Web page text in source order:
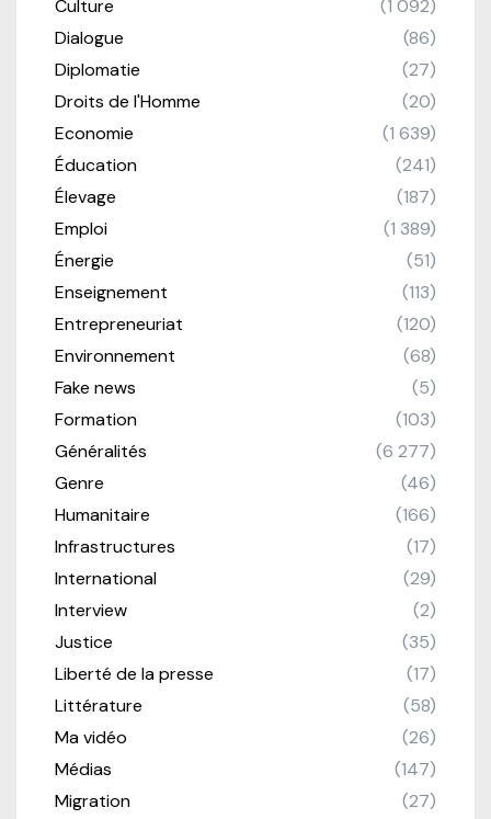
Culture
(1 092)
Dialogue
(86)
Diplomatie
(27)
Droits de l'Homme
(20)
Economie
(1 639)
Éducation
(241)
Élevage
(187)
Emploi
(1 389)
Énergie
(51)
Enseignement
(113)
Entrepreneuriat
(120)
Environnement
(68)
Fake news
(5)
Formation
(103)
Généralités
(6 277)
Genre
(46)
Humanitaire
(166)
Infrastructures
(17)
International
(29)
Interview
(2)
Justice
(35)
Liberté de la presse
(17)
Littérature
(58)
Ma vidéo
(26)
Médias
(147)
Migration
(27)